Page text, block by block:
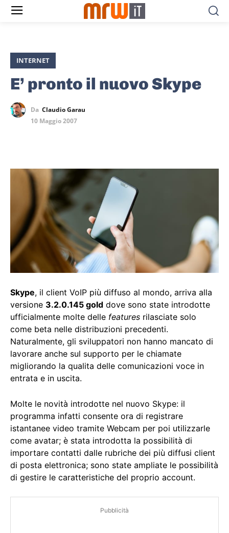
INTERNET
E’ pronto il nuovo Skype
Da Claudio Garau
10 Maggio 2007
Skype, il client VoIP più diffuso al mondo, arriva alla
versione 3.2.0.145 gold dove sono state introdotte
ufficialmente molte delle features rilasciate solo
come beta nelle distribuzioni precedenti.
Naturalmente, gli sviluppatori non hanno mancato di
lavorare anche sul supporto per le chiamate
migliorando la qualita delle comunicazioni voce in
entrata e in uscita.
Molte le novità introdotte nel nuovo Skype: il
programma infatti consente ora di registrare
istantanee video tramite Webcam per poi utilizzarle
come avatar; è stata introdotta la possibilità di
importare contatti dalle rubriche dei più diffusi client
di posta elettronica; sono state ampliate le possibilità
di gestire le caratteristiche del proprio account.
Pubblicità